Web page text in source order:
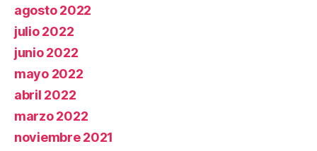
agosto 2022
julio 2022
junio 2022
mayo 2022
abril 2022
marzo 2022
noviembre 2021